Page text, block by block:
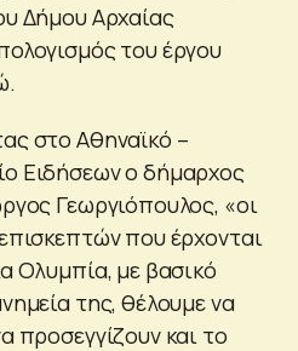
Δήμου Αρχαίας
του έργου
στο Αθηναϊκό –
Ειδήσεων ο δήμαρχος
Γεωργιόπουλος, «οι
που έρχονται
Ολυμπία, με βασικό
της, θέλουμε να
προσεγγίζουν και το